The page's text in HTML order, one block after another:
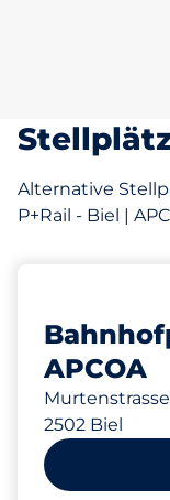
Alternative
P+Rail - Biel |
APCOA
2502 Biel